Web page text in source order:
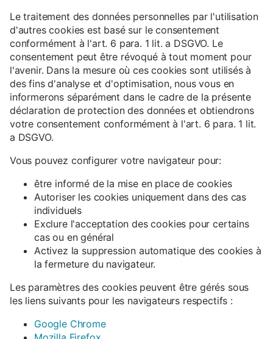
Le traitement des données personnelles par l'utilisation
d'autres cookies est basé sur le consentement
conformément à l'art. 6 para. 1 lit. a DSGVO. Le
consentement peut être révoqué à tout moment pour
l'avenir. Dans la mesure où ces cookies sont utilisés à
des fins d'analyse et d'optimisation, nous vous en
informerons séparément dans le cadre de la présente
déclaration de protection des données et obtiendrons
votre consentement conformément à l'art. 6 para. 1 lit.
a DSGVO.
Vous pouvez configurer votre navigateur pour:
être informé de la mise en place de cookies
Autoriser les cookies uniquement dans des cas
individuels
Exclure l'acceptation des cookies pour certains
cas ou en général
Activez la suppression automatique des cookies à
la fermeture du navigateur.
Les paramètres des cookies peuvent être gérés sous
les liens suivants pour les navigateurs respectifs :
Google Chrome